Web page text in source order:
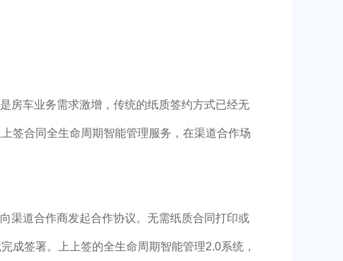
车业务需求激增，传统的纸质签约方式已经无
签合同全生命周期智能管理服务，在渠道合作场
道合作商发起合作协议。无需纸质合同打印或
成签署。上上签的全生命周期智能管理2.0系统，